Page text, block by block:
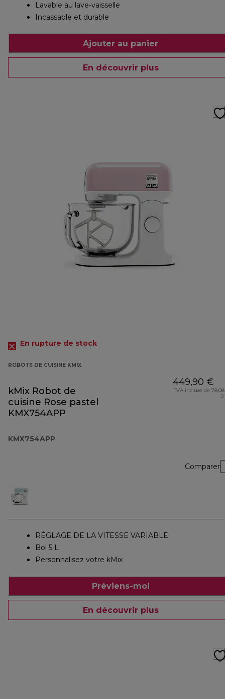
Lavable au lave-vaisselle
Incassable et durable
Ajouter au panier
En découvrir plus
En rupture de stock
ROBOTS DE CUISINE KMIX
kMix Robot de
cuisine Rose pastel
KMX754APP
KMX754APP
449,90 €
TVA incluse de
Comparer
RÉGLAGE DE LA VITESSE VARIABLE
Bol 5 L
Personnalisez votre kMix
Préviens-moi
En découvrir plus